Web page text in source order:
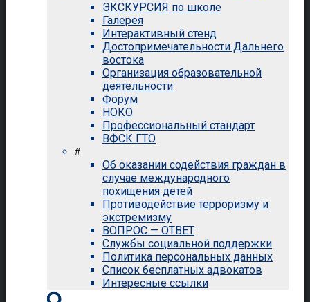
ЭКСКУРСИЯ по школе
Галерея
Интерактивный стенд
Достопримечательности Дальнего
востока
Организация образовательной
деятельности
Форум
НОКО
Профессиональный стандарт
ВФСК ГТО
#
Об оказании содействия граждан в
случае международного
похищения детей
Противодействие терроризму и
экстремизму
ВОПРОС — ОТВЕТ
Службы социальной поддержки
Политика персональных данных
Список бесплатных адвокатов
Интересные ссылки